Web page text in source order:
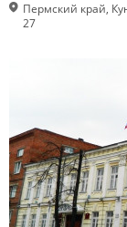
Пермский край,
27